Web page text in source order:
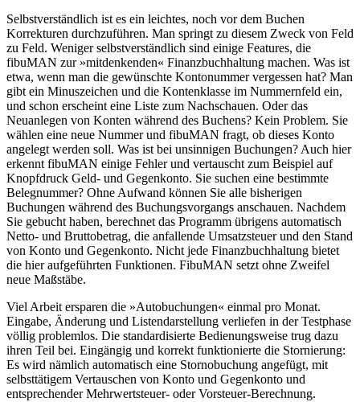
Selbstverständlich ist es ein leichtes, noch vor dem Buchen
Korrekturen durchzuführen. Man springt zu diesem Zweck von Feld
zu Feld. Weniger selbstverständlich sind einige Features, die
fibuMAN zur »mitdenkenden« Finanzbuchhaltung machen. Was ist
etwa, wenn man die gewünschte Kontonummer vergessen hat? Man
gibt ein Minuszeichen und die Kontenklasse im Nummernfeld ein,
und schon erscheint eine Liste zum Nachschauen. Oder das
Neuanlegen von Konten während des Buchens? Kein Problem. Sie
wählen eine neue Nummer und fibuMAN fragt, ob dieses Konto
angelegt werden soll. Was ist bei unsinnigen Buchungen? Auch hier
erkennt fibuMAN einige Fehler und vertauscht zum Beispiel auf
Knopfdruck Geld- und Gegenkonto. Sie suchen eine bestimmte
Belegnummer? Ohne Aufwand können Sie alle bisherigen
Buchungen während des Buchungsvorgangs anschauen. Nachdem
Sie gebucht haben, berechnet das Programm übrigens automatisch
Netto- und Bruttobetrag, die anfallende Umsatzsteuer und den Stand
von Konto und Gegenkonto. Nicht jede Finanzbuchhaltung bietet
die hier aufgeführten Funktionen. FibuMAN setzt ohne Zweifel
neue Maßstäbe.
Viel Arbeit ersparen die »Autobuchungen« einmal pro Monat.
Eingabe, Änderung und Listendarstellung verliefen in der Testphase
völlig problemlos. Die standardisierte Bedienungsweise trug dazu
ihren Teil bei. Eingängig und korrekt funktionierte die Stornierung:
Es wird nämlich automatisch eine Stornobuchung angefügt, mit
selbsttätigem Vertauschen von Konto und Gegenkonto und
entsprechender Mehrwertsteuer- oder Vorsteuer-Berechnung.